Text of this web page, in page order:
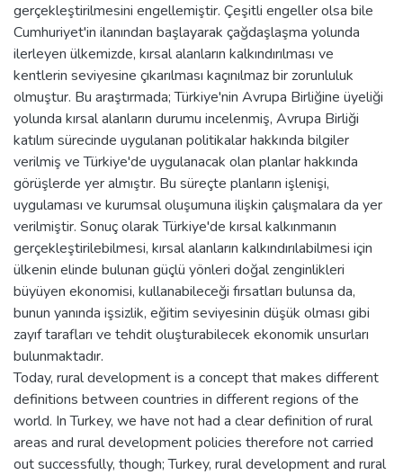
gerçekleştirilmesini engellemiştir. Çeşitli engeller olsa bile
Cumhuriyet'in ilanından başlayarak çağdaşlaşma yolunda
ilerleyen ülkemizde, kırsal alanların kalkındırılması ve
kentlerin seviyesine çıkarılması kaçınılmaz bir zorunluluk
olmuştur. Bu araştırmada; Türkiye'nin Avrupa Birliğine üyeliği
yolunda kırsal alanların durumu incelenmiş, Avrupa Birliği
katılım sürecinde uygulanan politikalar hakkında bilgiler
verilmiş ve Türkiye'de uygulanacak olan planlar hakkında
görüşlerde yer almıştır. Bu süreçte planların işlenişi,
uygulaması ve kurumsal oluşumuna ilişkin çalışmalara da yer
verilmiştir. Sonuç olarak Türkiye'de kırsal kalkınmanın
gerçekleştirilebilmesi, kırsal alanların kalkındırılabilmesi için
ülkenin elinde bulunan güçlü yönleri doğal zenginlikleri
büyüyen ekonomisi, kullanabileceği fırsatları bulunsa da,
bunun yanında işsizlik, eğitim seviyesinin düşük olması gibi
zayıf tarafları ve tehdit oluşturabilecek ekonomik unsurları
bulunmaktadır.
Today, rural development is a concept that makes different
definitions between countries in different regions of the
world. In Turkey, we have not had a clear definition of rural
areas and rural development policies therefore not carried
out successfully, though; Turkey, rural development and rural